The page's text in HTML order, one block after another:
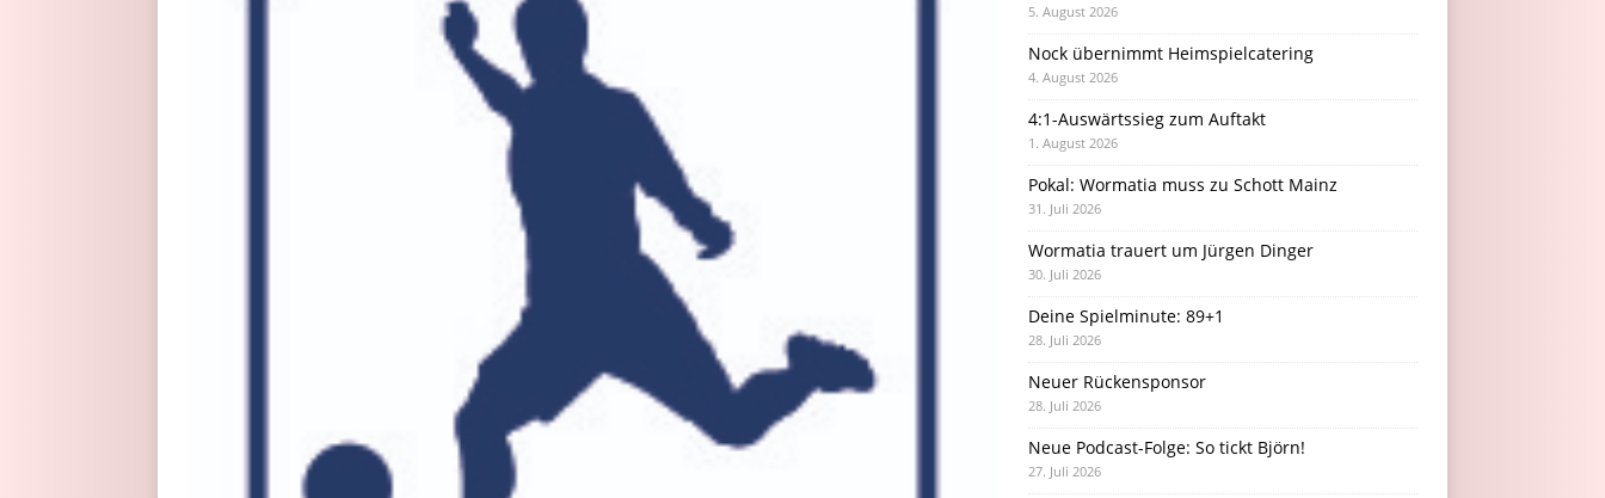
5. August 2026
Nock übernimmt Heimspielcatering
4. August 2026
4:1-Auswärtssieg zum Auftakt
1. August 2026
Pokal: Wormatia muss zu Schott Mainz
31. Juli 2026
Wormatia trauert um Jürgen Dinger
30. Juli 2026
Deine Spielminute: 89+1
28. Juli 2026
Neuer Rückensponsor
28. Juli 2026
Neue Podcast-Folge: So tickt Björn!
27. Juli 2026